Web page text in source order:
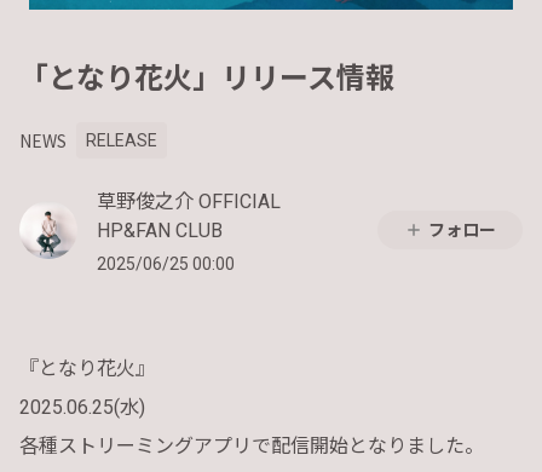
「となり花火」リリース情報
NEWS RELEASE
草野俊之介 OFFICIAL
HP&FAN CLUB
2025/06/25 00:00
フォロー
『となり花火』
2025.06.25(水)
各種ストリーミングアプリで配信開始となりました。